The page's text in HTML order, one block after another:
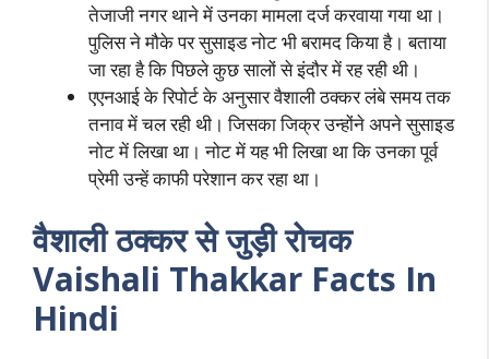
तेजाजी नगर थाने में उनका मामला दर्ज करवाया गया था।
पुलिस ने मौके पर सुसाइड नोट भी बरामद किया है। बताया
जा रहा है कि पिछले कुछ सालों से इंदौर में रह रही थी।
एएनआई के रिपोर्ट के अनुसार वैशाली ठक्कर लंबे समय तक
तनाव में चल रही थी। जिसका जिक्र उन्होंने अपने सुसाइड
नोट में लिखा था। नोट में यह भी लिखा था कि उनका पूर्व
प्रेमी उन्हें काफी परेशान कर रहा था।
वैशाली ठक्कर से जुड़ी रोचक
Vaishali Thakkar Facts In
Hindi